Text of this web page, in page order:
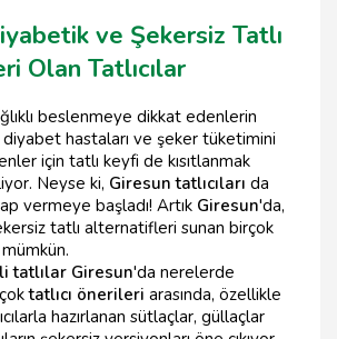
ve Şekersiz Tatlı
Olan Tatlıcılar
beslenmeye dikkat edenlerin
diyabet hastaları ve şeker tüketimini
için tatlı keyfi de kısıtlanmak
Neyse ki, Giresun tatlıcıları da
vermeye başladı! Artık Giresun'da,
tatlı alternatifleri sunan birçok
tatlılar Giresun'da nerelerde
tatlıcı önerileri arasında, özellikle
hazırlanan sütlaçlar, güllaçlar